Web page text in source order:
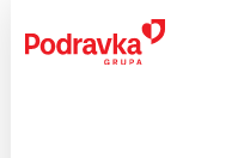
content